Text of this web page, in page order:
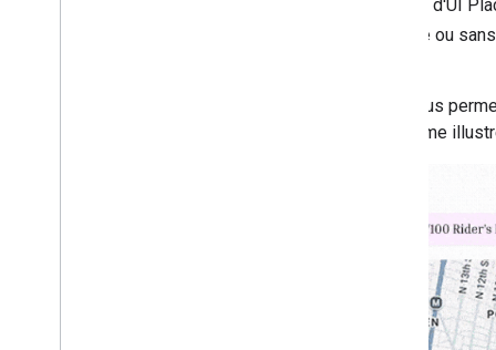
Google Maps Platform inclut le kit d'UI
Places avec n'importe quelle carte ou
Par exemple, le kit d'UI Places vous
recherche à côté d'une carte, comme